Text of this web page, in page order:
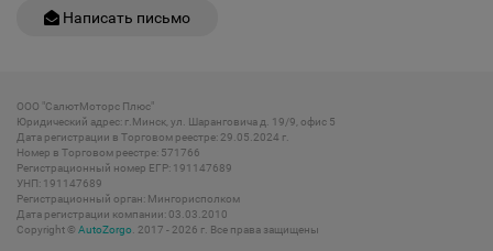
Написать письмо
ООО "СалютМоторс Плюс"
Юридический адрес: г.Минск, ул. Шаранговича д. 19/9, офис 5
Дата регистрации в Торговом реестре: 29.05.2024 г.
Номер в Торговом реестре: 571766
Регистрационный номер ЕГР: 191147689
УНП: 191147689
Регистрационный орган: Мингорисполком
Дата регистрации компании: 03.03.2010
Copyright © AutoZorgo . 2017 - 2026 г. Все права защищены